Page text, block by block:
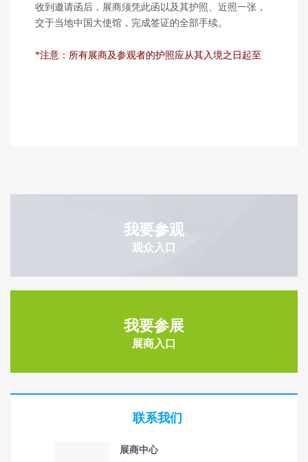
收到邀请函后，展商须凭此函以及其护照、近照一张，填妥正
交于当地中国大使馆，完成签证的全部手续。
*注意：所有展商及参观者的护照应从其入境之日起至少保持6个
我要参观
观众入口
我要参展
展商入口
联系我们
展商中心